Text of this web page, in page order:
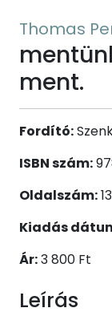
Thomas
ment.
Fordító:
ISBN szám:
Oldalszám:
Kiadás
Ár:3 800 Ft
Leírás